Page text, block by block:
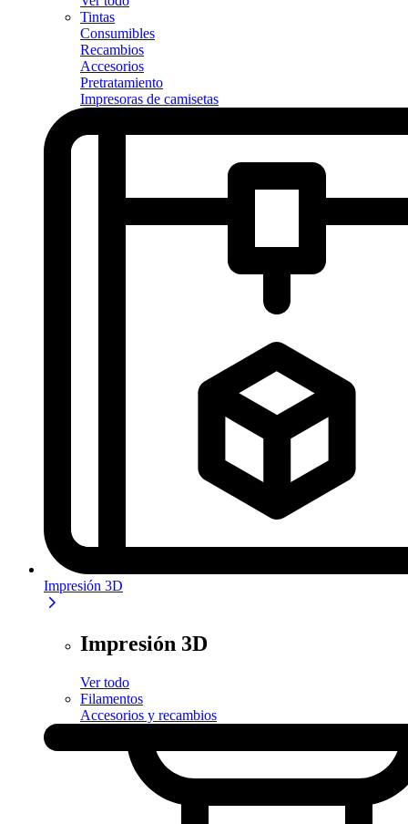
Tintas
Consumibles
Recambios
Accesorios
Pretratamiento
Impresoras de camisetas
Impresión 3D
Impresión 3D
Ver todo
Filamentos
Accesorios y recambios